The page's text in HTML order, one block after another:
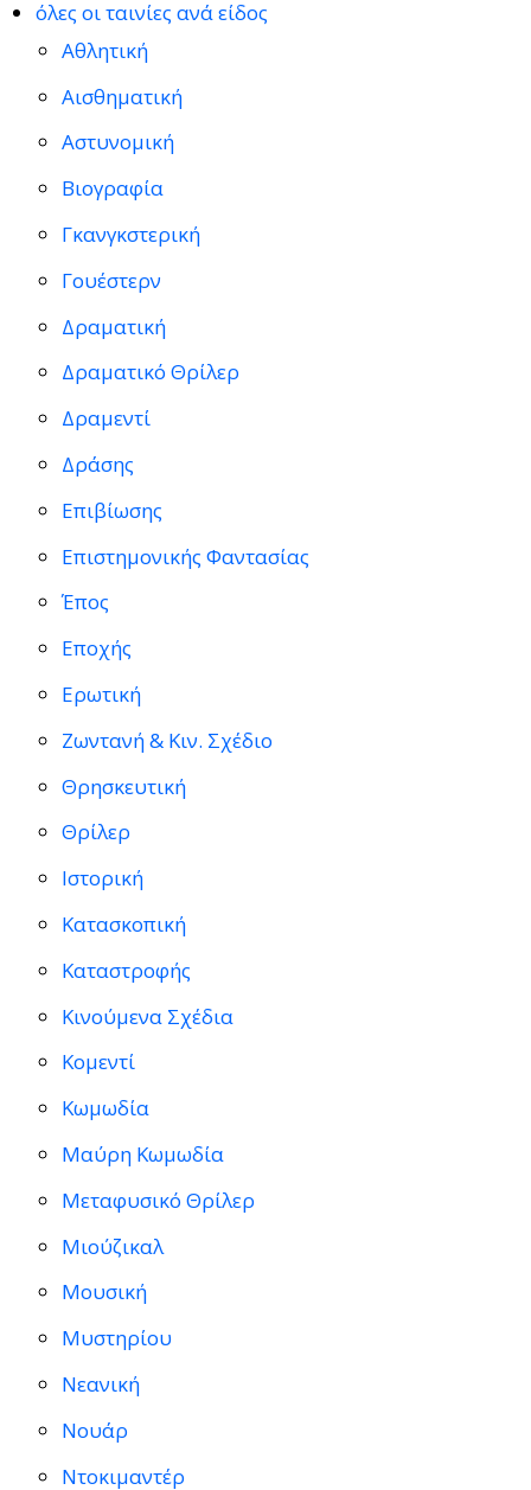
όλες οι ταινίες ανά είδος
Αθλητική
Αισθηματική
Αστυνομική
Βιογραφία
Γκανγκστερική
Γουέστερν
Δραματική
Δραματικό Θρίλερ
Δραμεντί
Δράσης
Επιβίωσης
Επιστημονικής Φαντασίας
Έπος
Εποχής
Ερωτική
Ζωντανή & Κιν. Σχέδιο
Θρησκευτική
Θρίλερ
Ιστορική
Κατασκοπική
Καταστροφής
Κινούμενα Σχέδια
Κομεντί
Κωμωδία
Μαύρη Κωμωδία
Μεταφυσικό Θρίλερ
Μιούζικαλ
Μουσική
Μυστηρίου
Νεανική
Νουάρ
Ντοκιμαντέρ